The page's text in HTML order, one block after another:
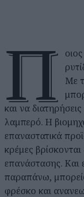
Π
Με
και να
λαμπερό. Η
επαναστατικά
κρέμες
επανάστασης. Και
παραπάνω,
φρέσκο και